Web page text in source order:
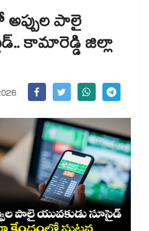
పాలై
కామారెడ్డి జిల్లా